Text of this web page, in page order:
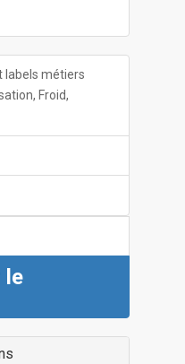
labels métiers
Froid,
le